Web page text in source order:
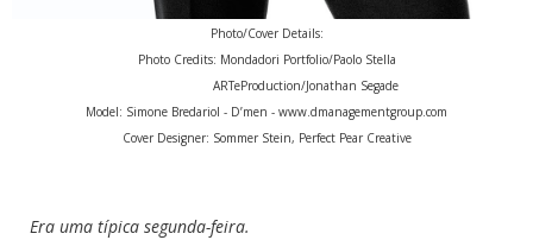
Photo/Cover Details:
Photo Credits: Mondadori Portfolio/Paolo Stella
ARTeProduction/Jonathan Segade
Model: Simone Bredariol - D’men - www.dmanagementgroup.com
Cover Designer: Sommer Stein, Perfect Pear Creative
Era uma típica segunda-feira.